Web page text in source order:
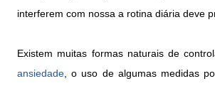
interferem com nossa a rotina diária deve
Existem muitas formas naturais de
ansiedade , o uso de algumas medidas